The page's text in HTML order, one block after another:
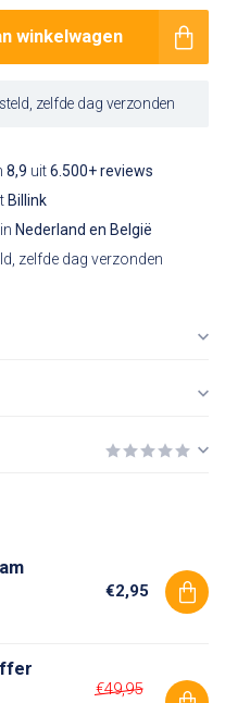
winkelwagen
zelfde dag verzonden
8,9 uit6.500+ reviews
Billink
Nederland en België
zelfde dag verzonden
€2,95
€49,95